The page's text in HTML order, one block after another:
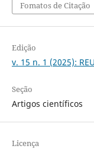
Fomatos de Citação
Edição
v. 15 n. 1 (2025):
Seção
Artigos científicos
Licença